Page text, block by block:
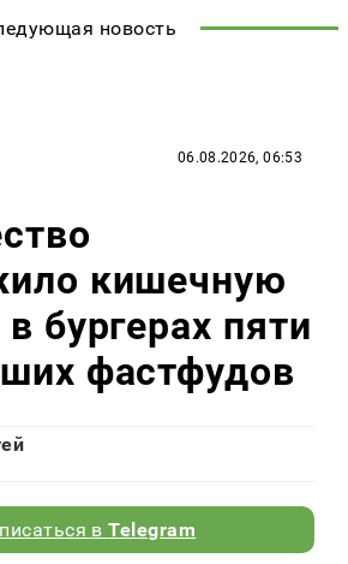
новость
06.08.2026, 06:53
кишечную
бургерах пяти
фастфудов
вTelegram